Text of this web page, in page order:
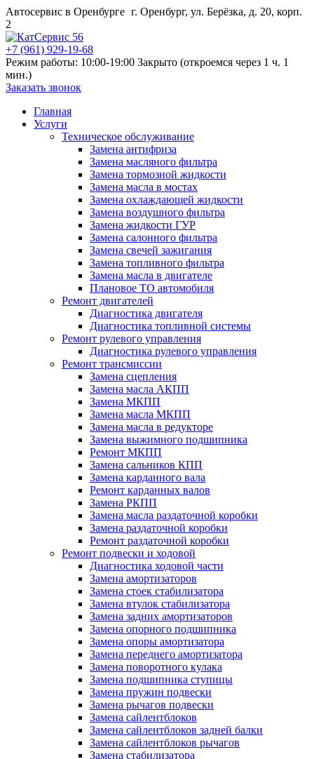
Автосервис в Оренбурге г. Оренбург, ул. Берёзка, д. 20, корп.
2
+7 (961) 929-19-68
Режим работы: 10:00-19:00 Закрыто (откроемся через 1 ч. 1
мин.)
Заказать звонок
Главная
Услуги
Техническое обслуживание
Замена антифриза
Замена масляного фильтра
Замена тормозной жидкости
Замена масла в мостах
Замена охлаждающей жидкости
Замена воздушного фильтра
Замена жидкости ГУР
Замена салонного фильтра
Замена свечей зажигания
Замена топливного фильтра
Замена масла в двигателе
Плановое ТО автомобиля
Ремонт двигателей
Диагностика двигателя
Диагностика топливной системы
Ремонт рулевого управления
Диагностика рулевого управления
Ремонт трансмиссии
Замена сцепления
Замена масла АКПП
Замена МКПП
Замена масла МКПП
Замена масла в редукторе
Замена выжимного подшипника
Ремонт МКПП
Замена сальников КПП
Замена карданного вала
Ремонт карданных валов
Замена РКПП
Замена масла раздаточной коробки
Замена раздаточной коробки
Ремонт раздаточной коробки
Ремонт подвески и ходовой
Диагностика ходовой части
Замена амортизаторов
Замена стоек стабилизатора
Замена втулок стабилизатора
Замена задних амортизаторов
Замена опорного подшипника
Замена опоры амортизатора
Замена переднего амортизатора
Замена поворотного кулака
Замена подшипника ступицы
Замена пружин подвески
Замена рычагов подвески
Замена сайлентблоков
Замена сайлентблоков задней балки
Замена сайлентблоков рычагов
Замена стабилизатора